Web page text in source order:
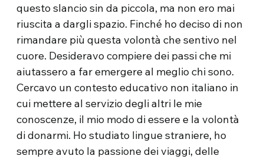
questo slancio sin da piccola, ma non ero mai
riuscita a dargli spazio. Finché ho deciso di non
rimandare più questa volontà che sentivo nel
cuore. Desideravo compiere dei passi che mi
aiutassero a far emergere al meglio chi sono.
Cercavo un contesto educativo non italiano in
cui mettere al servizio degli altri le mie
conoscenze, il mio modo di essere e la volontà
di donarmi. Ho studiato lingue straniere, ho
sempre avuto la passione dei viaggi, delle